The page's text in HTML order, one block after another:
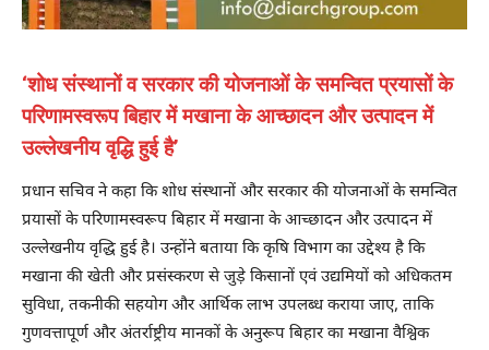
‘शोध संस्थानों व सरकार की योजनाओं के समन्वित प्रयासों के
परिणामस्वरूप बिहार में मखाना के आच्छादन और उत्पादन में
उल्लेखनीय वृद्धि हुई है’
प्रधान सचिव ने कहा कि शोध संस्थानों और सरकार की योजनाओं के समन्वित
प्रयासों के परिणामस्वरूप बिहार में मखाना के आच्छादन और उत्पादन में
उल्लेखनीय वृद्धि हुई है। उन्होंने बताया कि कृषि विभाग का उद्देश्य है कि
मखाना की खेती और प्रसंस्करण से जुड़े किसानों एवं उद्यमियों को अधिकतम
सुविधा, तकनीकी सहयोग और आर्थिक लाभ उपलब्ध कराया जाए, ताकि
गुणवत्तापूर्ण और अंतर्राष्ट्रीय मानकों के अनुरूप बिहार का मखाना वैश्विक